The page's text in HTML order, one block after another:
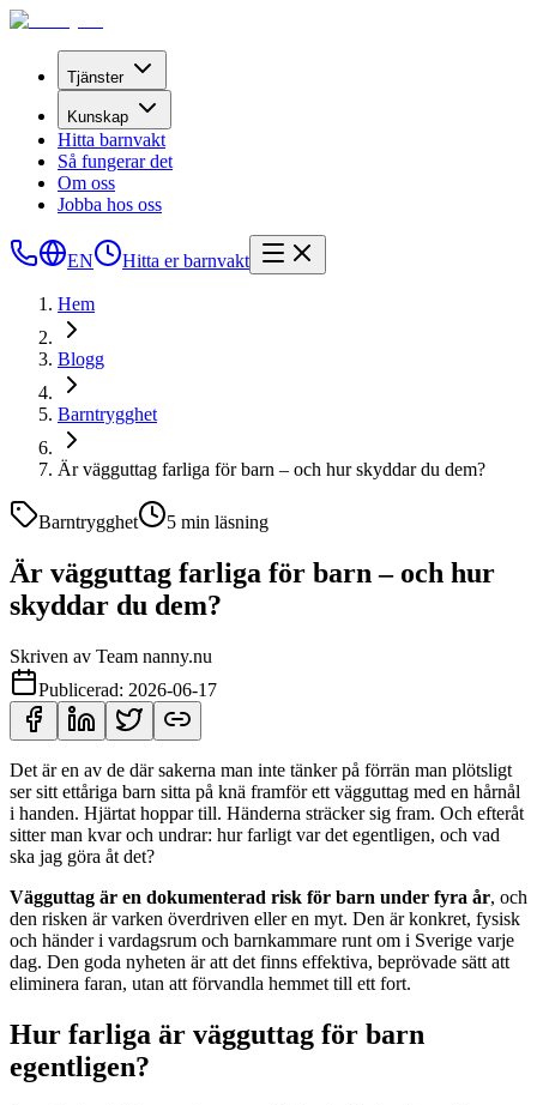
Tjänster
Kunskap
Hitta barnvakt
Så fungerar det
Om oss
Jobba hos oss
EN Hitta er barnvakt
Hem
Blogg
Barntrygghet
Är vägguttag farliga för barn – och hur skyddar du dem?
Barntrygghet 5 min läsning
Är vägguttag farliga för barn – och hur
skyddar du dem?
Skriven av Team nanny.nu
Publicerad: 2026-06-17
Det är en av de där sakerna man inte tänker på förrän man plötsligt
ser sitt ettåriga barn sitta på knä framför ett vägguttag med en hårnål
i handen. Hjärtat hoppar till. Händerna sträcker sig fram. Och efteråt
sitter man kvar och undrar: hur farligt var det egentligen, och vad
ska jag göra åt det?
Vägguttag är en dokumenterad risk för barn under fyra år, och
den risken är varken överdriven eller en myt. Den är konkret, fysisk
och händer i vardagsrum och barnkammare runt om i Sverige varje
dag. Den goda nyheten är att det finns effektiva, beprövade sätt att
eliminera faran, utan att förvandla hemmet till ett fort.
Hur farliga är vägguttag för barn
egentligen?